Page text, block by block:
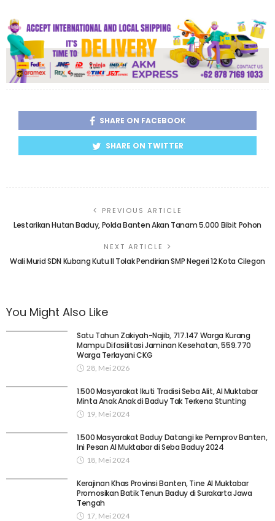
SHARE ON FACEBOOK
SHARE ON TWITTER
PREVIOUS ARTICLE
Lestarikan Hutan Baduy, Polda Banten Akan Tanam 5.000 Bibit Pohon
NEXT ARTICLE
Wali Murid SDN Kubang Kutu II Tolak Pendirian SMP Negeri 12 Kota Cilegon
You Might Also Like
Satu Tahun Zakiyah-Najib, 717.147 Warga Kurang
Mampu Difasilitasi Jaminan Kesehatan, 559.770
Warga Terlayani CKG
28, Mei 2026
1.500 Masyarakat Ikuti Tradisi Seba Alit, Al Muktabar
Minta Anak Anak di Baduy Tak Terkena Stunting
19, Mei 2024
1.500 Masyarakat Baduy Datangi ke Pemprov Banten,
Ini Pesan Al Muktabar di Seba Baduy 2024
18, Mei 2024
Kerajinan Khas Provinsi Banten, Tine Al Muktabar
Promosikan Batik Tenun Baduy di Surakarta Jawa
Tengah
17, Mei 2024